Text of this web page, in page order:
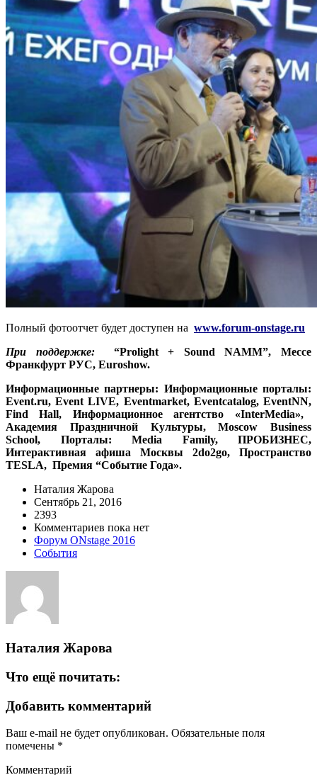
Полный фотоотчет будет доступен на www.forum-onstage.ru
При поддержке:“Prolight + Sound NAMM”, Мессе
Франкфурт РУС, Euroshow.
Информационные партнеры: Информационные порталы:
Event.ru,Event LIVE, Eventmarket, Eventcatalog, EventNN,
Find Hall, Информационное агентство «InterMedia»,
Академия Праздничной Культуры,Moscow Business
School, Порталы: Media Family, ПРОБИЗНЕС,
Интерактивная афиша Москвы 2do2go, Пространство
TESLA, Премия “Событие Года».
Наталия Жарова
Сентябрь 21, 2016
2393
Комментариев пока нет
Форум ONstage 2016
События
Наталия Жарова
Что ещё почитать:
Добавить комментарий
Ваш e-mail не будет опубликован. Обязательные поля
помечены *
Комментарий